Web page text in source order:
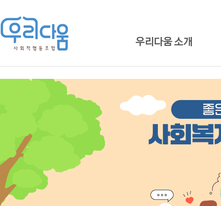
우리다움 소개